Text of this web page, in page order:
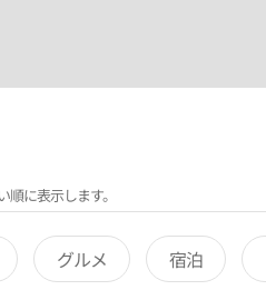
に表示します。
グルメ 宿泊